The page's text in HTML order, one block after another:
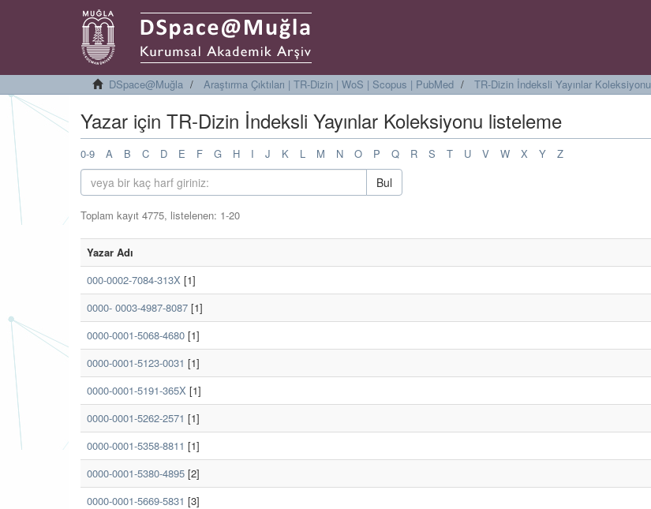
DSpace@Muğla Araştırma Çıktıları | TR-Dizin | WoS | Scopus | PubMed TR-Dizin İndeksli Yayınlar Koleksiyonu
Yazar için TR-Dizin İndeksli Yayınlar Koleksiyonu listeleme
0-9 A B C D E F G H I J K L M N O P Q R S T U V W X Y Z
Bul
Toplam kayıt 4775, listelenen: 1-20
Yazar Adı
000-0002-7084-313X [1]
0000- 0003-4987-8087 [1]
0000-0001-5068-4680 [1]
0000-0001-5123-0031 [1]
0000-0001-5191-365X [1]
0000-0001-5262-2571 [1]
0000-0001-5358-8811 [1]
0000-0001-5380-4895 [2]
0000-0001-5669-5831 [3]